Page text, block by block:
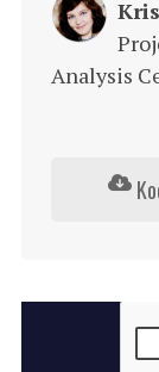
Analysis